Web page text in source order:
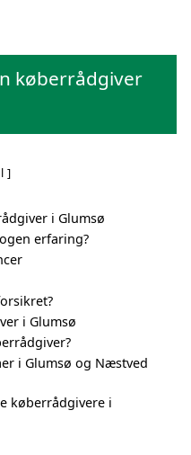
køberrådgiver
i Glumsø
erfaring?
i Glumsø
i Glumsø og Næstved
køberrådgivere i